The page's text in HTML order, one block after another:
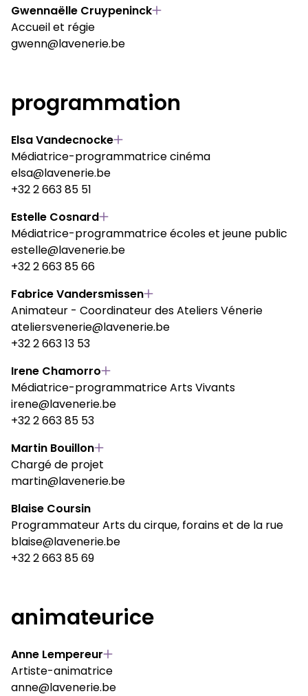
Gwennaëlle Cruypeninck
Accueil et régie
gwenn@lavenerie.be
programmation
Elsa Vandecnocke
Médiatrice-programmatrice cinéma
elsa@lavenerie.be
+32 2 663 85 51
Estelle Cosnard
Médiatrice-programmatrice écoles et jeune public
estelle@lavenerie.be
+32 2 663 85 66
Fabrice Vandersmissen
Animateur - Coordinateur des Ateliers Vénerie
ateliersvenerie@lavenerie.be
+32 2 663 13 53
Irene Chamorro
Médiatrice-programmatrice Arts Vivants
irene@lavenerie.be
+32 2 663 85 53
Martin Bouillon
Chargé de projet
martin@lavenerie.be
Blaise Coursin
Programmateur Arts du cirque, forains et de la rue
blaise@lavenerie.be
+32 2 663 85 69
animateurice
Anne Lempereur
Artiste-animatrice
anne@lavenerie.be